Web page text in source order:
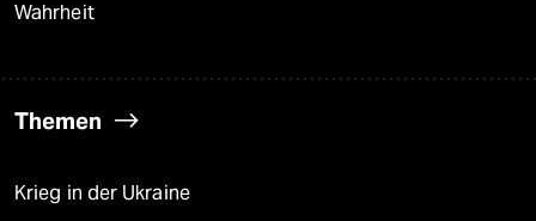
Wahrheit
Themen
Krieg in der Ukraine